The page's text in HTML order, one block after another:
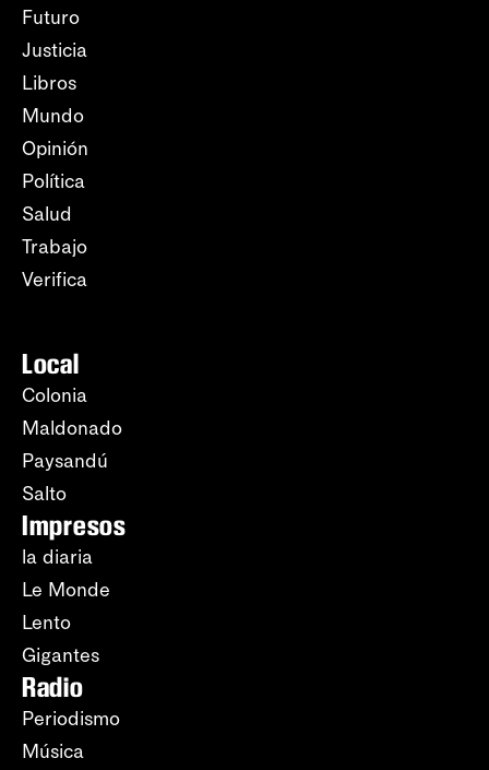
Futuro
Justicia
Libros
Mundo
Opinión
Política
Salud
Trabajo
Verifica
Local
Colonia
Maldonado
Paysandú
Salto
Impresos
la diaria
Le Monde
Lento
Gigantes
Radio
Periodismo
Música